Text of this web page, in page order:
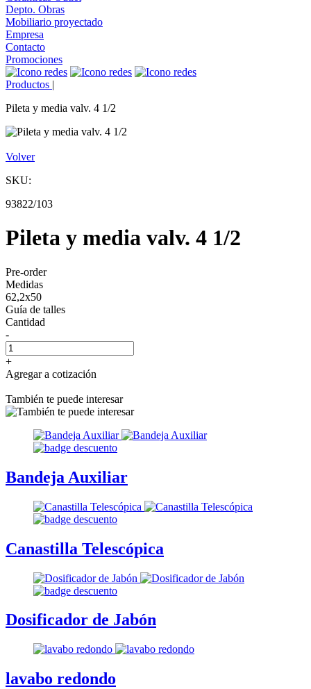
Depto. Obras
Mobiliario proyectado
Empresa
Contacto
Promociones
Productos |
Pileta y media valv. 4 1/2
Volver
SKU:
93822/103
Pileta y media valv. 4 1/2
Pre-order
Medidas
62,2x50
Guía de talles
Cantidad
-
+
Agregar a cotización
También te puede interesar
Bandeja Auxiliar
Canastilla Telescópica
Dosificador de Jabón
lavabo redondo